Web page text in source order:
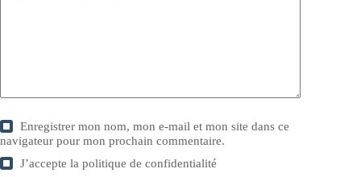
Enregistrer mon nom, mon e-mail et mon site dans ce
navigateur pour mon prochain commentaire.
J’accepte lapolitique de confidentialité